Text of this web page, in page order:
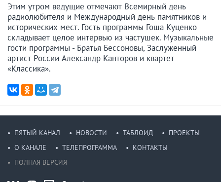
Этим утром ведущие отмечают Всемирный день
радиолюбителя и Международный день памятников и
исторических мест. Гость программы Гоша Куценко
складывает целое интервью из частушек. Музыкальные
гости программы - Братья Бессоновы, Заслуженный
артист России Александр Канторов и квартет
«Классика».
ПЯТЫЙ КАНАЛ НОВОСТИ ТАБЛОИД
ПРОЕКТЫ
О КАНАЛЕ
ТЕЛЕПРОГРАММА
КОНТАКТЫ
ПОЛНАЯ ВЕРСИЯ